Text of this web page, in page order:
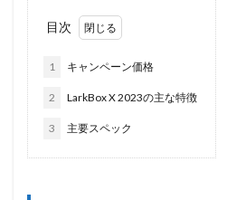
目次
1 キャンペーン価格
2 LarkBox X 2023の主な特徴
3 主要スペック